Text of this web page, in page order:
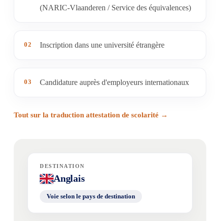
(NARIC-Vlaanderen / Service des équivalences)
02 Inscription dans une université étrangère
03 Candidature auprès d'employeurs internationaux
Tout sur la traduction attestation de scolarité →
DESTINATION
Anglais
Voie selon le pays de destination